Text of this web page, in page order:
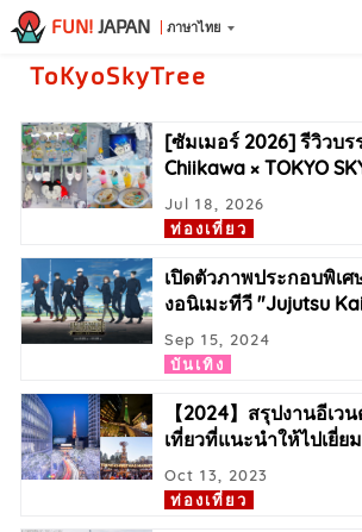
FUN! JAPAN ภาษาไทย
ToKyoSkyTree
[ซัมเมอร์ 2026] รีวิวบร
Chiikawa × TOKYO
ท่องเที่ยว
Jul 18, 2026
เปิดตัวภาพประกอบพิเ
งอนิเมะทีวี "Jujutsu
บันเทิง
Sep 15, 2024
【2024】สรุปงานอีเ
เที่ยวที่แนะนำให้ไปเยี่ย
ท่องเที่ยว
Oct 13, 2023